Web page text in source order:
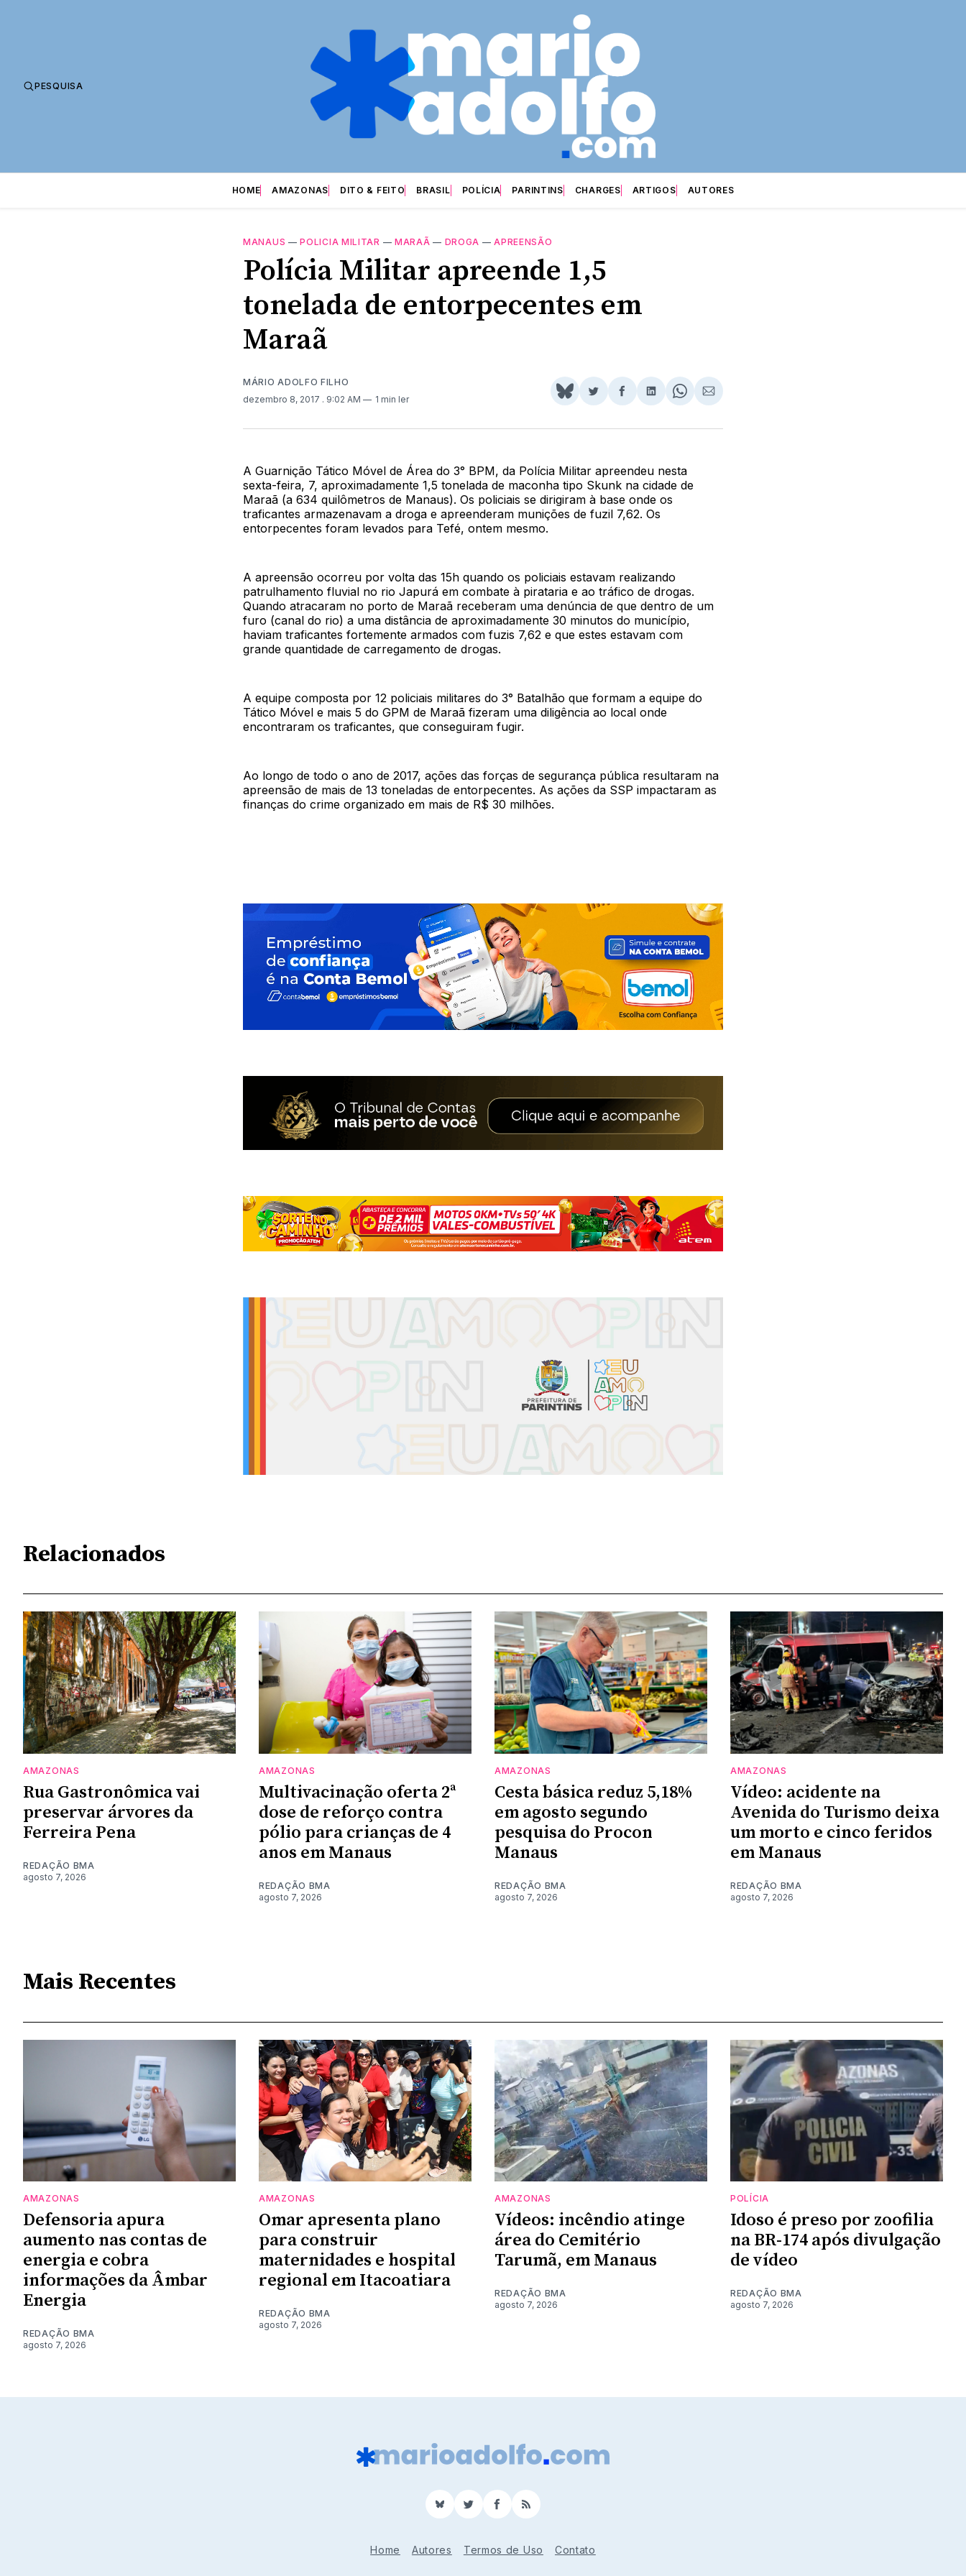
PESQUISA
HOME AMAZONAS DITO & FEITO BRASIL POLÍCIA PARINTINS CHARGES ARTIGOS AUTORES
MANAUS —POLICIA MILITAR — MARAÃ — DROGA —APREENSÃO
Polícia Militar apreende 1,5
tonelada de entorpecentes em
Maraã
MÁRIO ADOLFO FILHO
dezembro 8, 2017 . 9:02 AM 1 min ler
Share
BlueSky
Compartilhar
Twitter
Compartilhar
Facebook
Compartilhar
LinkedIn
Share
WhatsApp
Compartilhar
Email
A Guarnição Tático Móvel de Área do 3° BPM, da Polícia Militar apreendeu nesta
sexta-feira, 7, aproximadamente 1,5 tonelada de maconha tipo Skunk na cidade de
Maraã (a 634 quilômetros de Manaus). Os policiais se dirigiram à base onde os
traficantes armazenavam a droga e apreenderam munições de fuzil 7,62. Os
entorpecentes foram levados para Tefé, ontem mesmo.
A apreensão ocorreu por volta das 15h quando os policiais estavam realizando
patrulhamento fluvial no rio Japurá em combate à pirataria e ao tráfico de drogas.
Quando atracaram no porto de Maraã receberam uma denúncia de que dentro de um
furo (canal do rio) a uma distância de aproximadamente 30 minutos do município,
haviam traficantes fortemente armados com fuzis 7,62 e que estes estavam com
grande quantidade de carregamento de drogas.
A equipe composta por 12 policiais militares do 3° Batalhão que formam a equipe do
Tático Móvel e mais 5 do GPM de Maraã fizeram uma diligência ao local onde
encontraram os traficantes, que conseguiram fugir.
Ao longo de todo o ano de 2017, ações das forças de segurança pública resultaram na
apreensão de mais de 13 toneladas de entorpecentes. As ações da SSP impactaram as
finanças do crime organizado em mais de R$ 30 milhões.
Relacionados
AMAZONAS
Rua Gastronômica vai
preservar árvores da
Ferreira Pena
REDAÇÃO BMA
agosto 7, 2026
AMAZONAS
Multivacinação oferta 2ª
dose de reforço contra
pólio para crianças de 4
anos em Manaus
REDAÇÃO BMA
agosto 7, 2026
AMAZONAS
Cesta básica reduz 5,18%
em agosto segundo
pesquisa do Procon
Manaus
REDAÇÃO BMA
agosto 7, 2026
AMAZONAS
Vídeo: acidente na
Avenida do Turismo deixa
um morto e cinco feridos
em Manaus
REDAÇÃO BMA
agosto 7, 2026
Mais Recentes
AMAZONAS
Defensoria apura
aumento nas contas de
energia e cobra
informações da Âmbar
Energia
REDAÇÃO BMA
agosto 7, 2026
AMAZONAS
Omar apresenta plano
para construir
maternidades e hospital
regional em Itacoatiara
REDAÇÃO BMA
agosto 7, 2026
AMAZONAS
Vídeos: incêndio atinge
área do Cemitério
Tarumã, em Manaus
REDAÇÃO BMA
agosto 7, 2026
POLÍCIA
Idoso é preso por zoofilia
na BR-174 após divulgação
de vídeo
REDAÇÃO BMA
agosto 7, 2026
BlueSkyTwitterFacebook
RSS
Home Autores Termos de Uso Contato